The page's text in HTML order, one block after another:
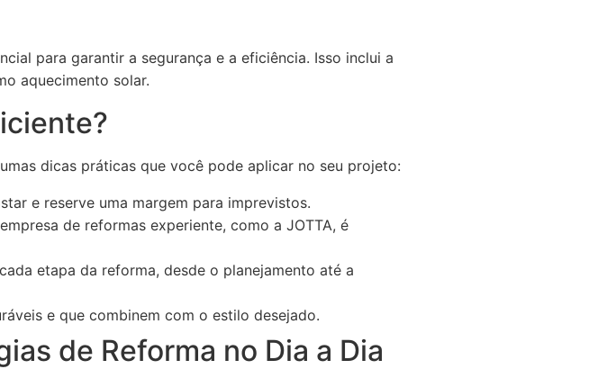
para garantir a segurança e a eficiência. Isso inclui a
aquecimento solar.
dicas práticas que você pode aplicar no seu projeto:
e reserve uma margem para imprevistos.
de reformas experiente, como a JOTTA, é
etapa da reforma, desde o planejamento até a
e que combinem com o estilo desejado.
de Reforma no Dia a Dia